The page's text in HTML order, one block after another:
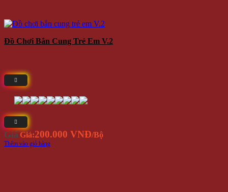
Đồ Chơi Bắn Cung Trẻ Em V.2
Giá Giá:200.000 VNĐ/Bộ
Thêm vào giỏ hàng